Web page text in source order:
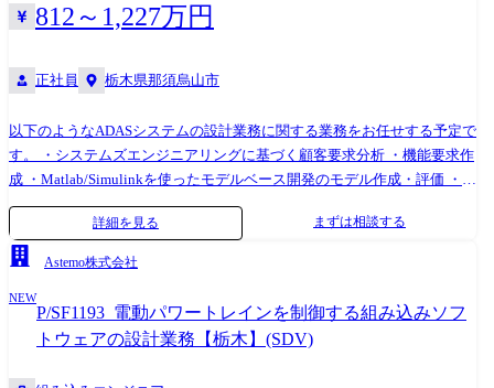
812～1,227万円
正社員 栃木県那須烏山市
以下のようなADASシステムの設計業務に関する業務をお任せする予定で
す。 ・システムズエンジニアリングに基づく顧客要求分析 ・機能要求作
成 ・Matlab/Simulinkを使ったモデルベース開発のモデル作成・評価 ・設
計報告書作成 ・開発日程管理 ・シミュレーションプラットフォームとの
連携した評価計画立案 ●入社後すぐの業務 まずはご経験に合わせて、可
能な範囲から先輩社員の業務を徐々に引き継いでいただきます。 入社3
進められるようになっていただくことを期待しています。 ●入社6か月～
1年以降 業務に慣れてきましたら、設計報告書の作成など、上司や顧客
に提出するデータやレポートをまとめていただきます。 徐々に顧客との
詳細を見る まずは相談する
Astemo株式会社
NEW
P/SF1193_電動パワートレインを制御する組み込みソフ
トウェアの設計業務【栃木】(SDV)